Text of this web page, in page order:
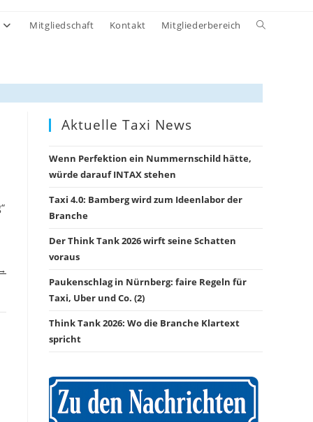
Mitgliedschaft Kontakt Mitgliederbereich
Website-
Aktuelle Taxi News
Wenn Perfektion ein Nummernschild hätte,
würde darauf INTAX stehen
Taxi 4.0: Bamberg wird zum Ideenlabor der
Branche
Der Think Tank 2026 wirft seine Schatten
voraus
Paukenschlag in Nürnberg: faire Regeln für
Taxi, Uber und Co. (2)
Think Tank 2026: Wo die Branche Klartext
spricht